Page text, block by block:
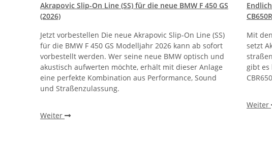
Akrapovic Slip-On Line (SS) für die neue BMW F 450 GS
(2026)
Jetzt vorbestellen Die neue Akrapovic Slip-On Line (SS)
für die BMW F 450 GS Modelljahr 2026 kann ab sofort
vorbestellt werden. Wer seine neue BMW optisch und
akustisch aufwerten möchte, erhält mit dieser Anlage
eine perfekte Kombination aus Performance, Sound
und Straßenzulassung.
Weiter
Mit
setzt
gibt es
Weiter